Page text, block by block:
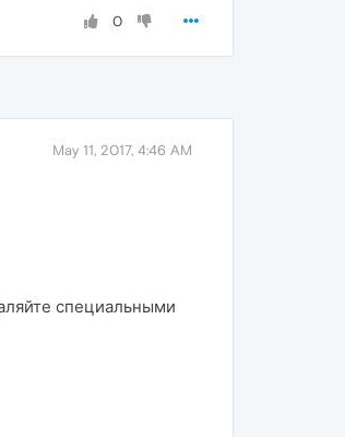
0
May 11, 2017, 4:46 AM
специальными